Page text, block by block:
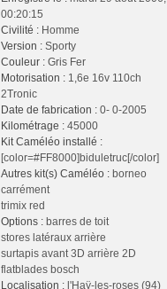
00:20:15
Civilité : Homme
Version : Sporty
Couleur : Gris Fer
Motorisation : 1,6e 16v 110ch
2Tronic
Date de fabrication : 0- 0-2005
Kilométrage : 45000
Kit Caméléo installé :
[color=#FF8000]biduletruc[/color]
Autres kit(s) Caméléo : borneo
carrément
trimix red
Options : barres de toit
stores latéraux arrière
surtapis avant 3D arrière 2D
flatblades bosch
Localisation : l'Haÿ-les-roses (94)